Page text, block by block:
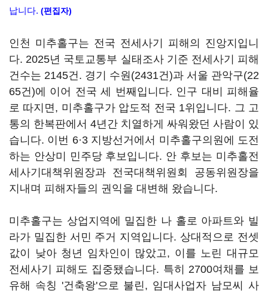
납니다. (편집자)
인천 미추홀구는 전국 전세사기 피해의 진앙지입니
다. 2025년 국토교통부 실태조사 기준 전세사기 피해
건수는 2145건. 경기 수원(2431건)과 서울 관악구(22
65건)에 이어 전국 세 번째입니다. 인구 대비 피해율
로 따지면, 미추홀구가 압도적 전국 1위입니다. 그 고
통의 한복판에서 4년간 치열하게 싸워왔던 사람이 있
습니다. 이번 6·3 지방선거에서 미추홀구의원에 도전
하는 안상미 민주당 후보입니다. 안 후보는 미추홀전
세사기대책위원장과 전국대책위원회 공동위원장을
지내며 피해자들의 권익을 대변해 왔습니다.
미추홀구는 상업지역에 밀집한 나 홀로 아파트와 빌
라가 밀집한 서민 주거 지역입니다. 상대적으로 전셋
값이 낮아 청년 임차인이 많았고, 이를 노린 대규모
전세사기 피해도 집중됐습니다. 특히 2700여채를 보
유해 속칭 '건축왕'으로 불린, 임대사업자 남모씨 사